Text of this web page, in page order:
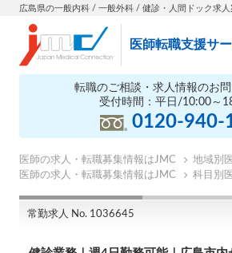
広島県の一般内科 / 一般外科 / 健診・人間ドック求人
医師転職支援サ
転職のご相談・求人情報のお
受付時間：平日/10:00～
0120-940-
医師の求人・転職募集情報はJMC 地域別
医師の求人・転職募集情報はJMC
科目別
常勤求人 No. 1036645